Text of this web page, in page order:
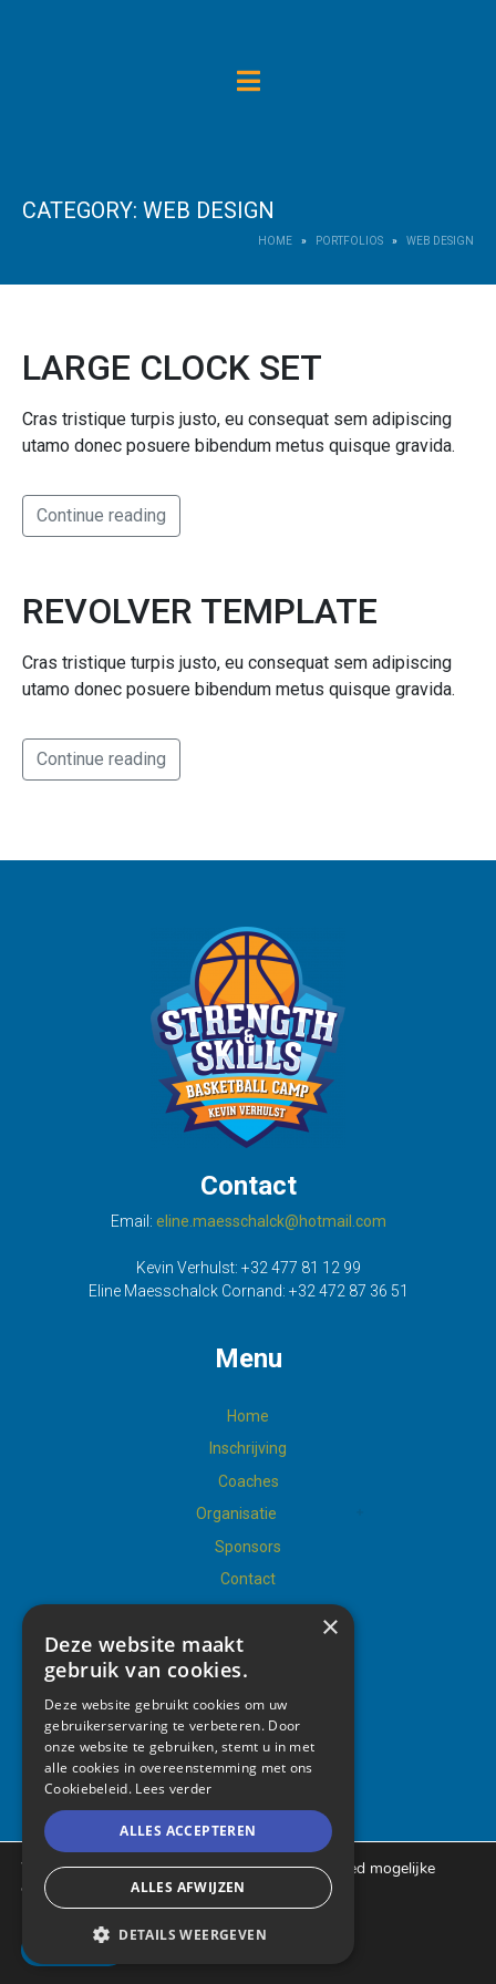
CATEGORY: WEB DESIGN
HOME PORTFOLIOS WEB DESIGN
LARGE CLOCK SET
Cras tristique turpis justo, eu consequat sem adipiscing
utamo donec posuere bibendum metus quisque gravida.
Continue reading
REVOLVER TEMPLATE
Cras tristique turpis justo, eu consequat sem adipiscing
utamo donec posuere bibendum metus quisque gravida.
Continue reading
Contact
Email: eline.maesschalck@hotmail.com
Kevin Verhulst: +32 477 81 12 99
Eline Maesschalck Cornand: +32 472 87 36 51
Menu
Home
Inschrijving
Coaches
Organisatie
Sponsors
Contact
Social
Copyright ©2021 Denderdal, All Rights Reserved
We maken gebruik van cookies om je een zo goed mogelijke
ervaring te geven.
Meer informatie vind je in onscookiebeleid.
×
Deze website maakt
gebruik van cookies.
Deze website gebruikt cookies om uw
gebruikerservaring te verbeteren. Door
onze website te gebruiken, stemt u in met
alle cookies in overeenstemming met ons
Cookiebeleid. Lees verder
ALLES ACCEPTEREN
ALLES AFWIJZEN
DETAILS WEERGEVEN
STRIKT NOODZAKELIJK